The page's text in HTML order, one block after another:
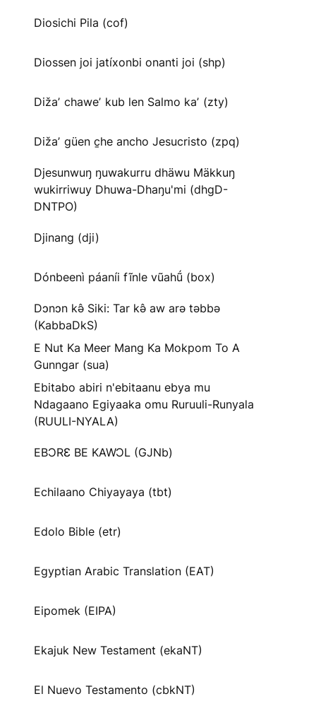
Diosichi Pila (cof)
Diossen joi jatíxonbi onanti joi (shp)
Dižaʼ chaweʼ kub len Salmo kaʼ (zty)
Dižaʼ güen c̱he ancho Jesucristo (zpq)
Djesunwuŋ ŋuwakurru dhäwu Mäkkuŋ
wukirriwuy Dhuwa-Dhaŋu'mi (dhgD-
DNTPO)
Djinang (dji)
Dónbeenì páaníi fĩnle vũahṹ (box)
Dɔnɔn kə̂ Siki: Tar kə̂ aw arə təbbə
(KabbaDkS)
E Nut Ka Meer Mang Ka Mokpom To A
Gunngar (sua)
Ebitabo abiri n'ebitaanu ebya mu
Ndagaano Egiyaaka omu Ruruuli-Runyala
(RUULI-NYALA)
EBƆRƐ BE KAWƆL (GJNb)
Echilaano Chiyayaya (tbt)
Edolo Bible (etr)
Egyptian Arabic Translation (EAT)
Eipomek (EIPA)
Ekajuk New Testament (ekaNT)
El Nuevo Testamento (cbkNT)